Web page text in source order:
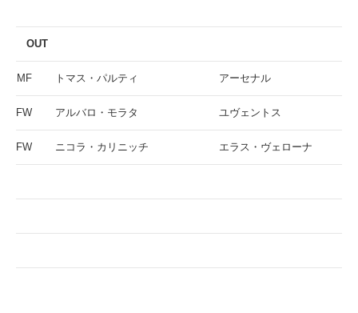
OUT
MF トマス・パルティ アーセナル
FW アルバロ・モラタ ユヴェントス
FW ニコラ・カリニッチ エラス・ヴェローナ